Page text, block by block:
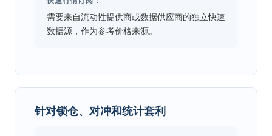
需要来自流动性提供商或数据供应商的独立快速
数据源，作为参考价格来源。
针对锁仓、对冲和统计套利